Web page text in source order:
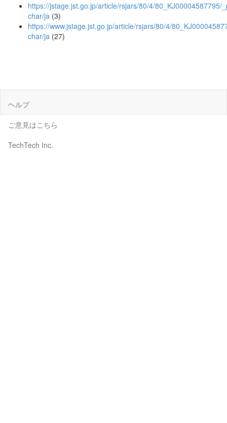
https://jstage.jst.go.jp/article/rsjars/80/4/80_KJ00004587795/
char/ja (3)
https://www.jstage.jst.go.jp/article/rsjars/80/4/
char/ja (27)
ヘルプ
ご意見はこちら
TechTech Inc.